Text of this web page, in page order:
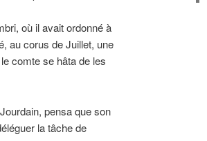
où il avait ordonné à
au corus de Juillet, une
comte se hâta de les
pensa que son
la tâche de